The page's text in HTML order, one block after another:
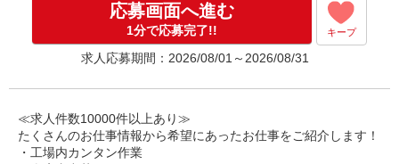
応募画面へ進む
1分で応募完了!! キープ
求人応募期間：2026/08/01～2026/08/31
≪求人件数10000件以上あり≫
たくさんのお仕事情報から希望にあったお仕事をご紹介します！
・工場内カンタン作業